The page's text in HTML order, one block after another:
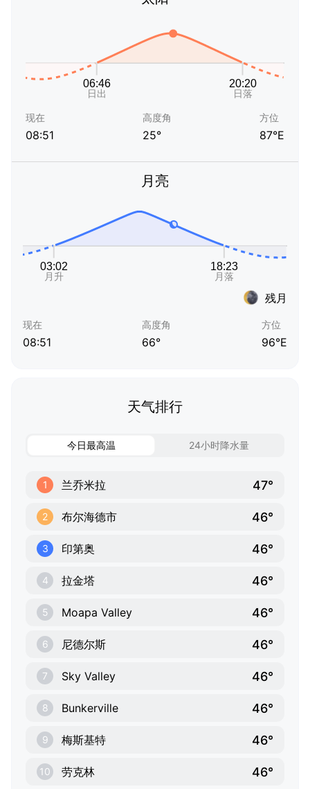
现在
08:51
高度角
25°
方位
87°E
月亮
残月
现在
08:51
高度角
66°
方位
96°E
天气排行
今日最高温 24小时降水量
1 兰乔米拉 47°
2 布尔海德市 46°
3 印第奥 46°
4 拉金塔 46°
5 Moapa Valley 46°
6 尼德尔斯 46°
7 Sky Valley 46°
8 Bunkerville 46°
9 梅斯基特 46°
10 劳克林 46°